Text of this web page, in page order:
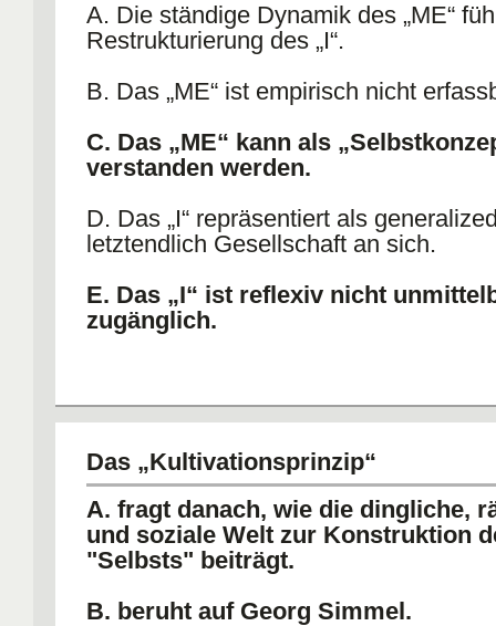
A. Die ständige Dynamik des „ME“
Restrukturierung des „I“.
B. Das „ME“ ist empirisch nicht
C. Das „ME“ kann als
verstanden werden.
D. Das „I“ repräsentiert als
letztendlich Gesellschaft an sich.
E. Das „I“ ist reflexiv nicht
zugänglich.
Das „Kultivationsprinzip“
A. fragt danach, wie die dingliche,
und soziale Welt zur Konstruktion
"Selbsts" beiträgt.
B. beruht auf Georg Simmel.